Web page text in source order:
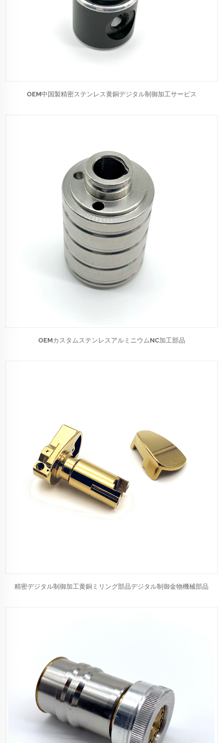
OEM中国製精密ステンレス黄銅デジタル制御加工サービス
OEMカスタムステンレスアルミニウムNC加工部品
精密デジタル制御加工黄銅ミリング部品デジタル制御金物機械部品